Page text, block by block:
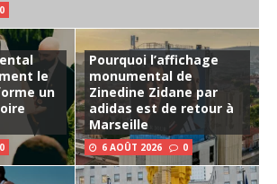
0
le
un
0
Pourquoi l’affichage
monumental de
Zinedine Zidane par
adidas est de retour à
Marseille
6 AOÛT 2026 0